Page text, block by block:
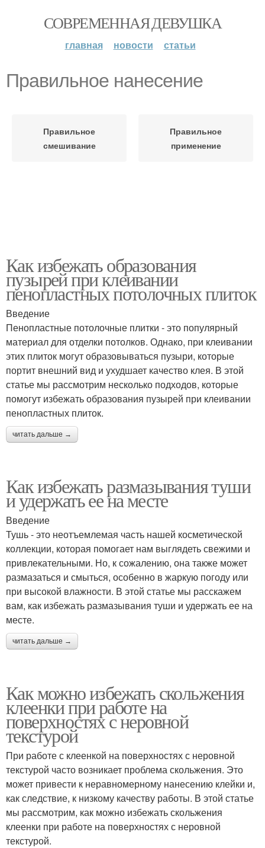
СОВРЕМЕННАЯ ДЕВУШКА
главная новости статьи
Правильное нанесение
Правильное
смешивание
Правильное
применение
Как избежать образования
пузырей при клеивании
пенопластных потолочных плиток
Введение
Пенопластные потолочные плитки - это популярный
материал для отделки потолков. Однако, при клеивании
этих плиток могут образовываться пузыри, которые
портит внешний вид и ухудшает качество клея. В этой
статье мы рассмотрим несколько подходов, которые
помогут избежать образования пузырей при клеивании
пенопластных плиток.
читать дальше →
Как избежать размазывания туши
и удержать ее на месте
Введение
Тушь - это неотъемлемая часть нашей косметической
коллекции, которая помогает нам выглядеть свежими и
привлекательными. Но, к сожалению, она также может
размазаться и смыться, особенно в жаркую погоду или
при высокой влажности. В этой статье мы расскажем
вам, как избежать размазывания туши и удержать ее на
месте.
читать дальше →
Как можно избежать скольжения
клеенки при работе на
поверхностях с неровной
текстурой
При работе с клеенкой на поверхностях с неровной
текстурой часто возникает проблема скольжения. Это
может привести к неравномерному нанесению клейки и,
как следствие, к низкому качеству работы. В этой статье
мы рассмотрим, как можно избежать скольжения
клеенки при работе на поверхностях с неровной
текстурой.